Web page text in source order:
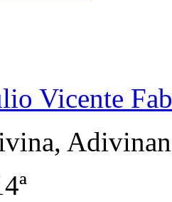
Vicente